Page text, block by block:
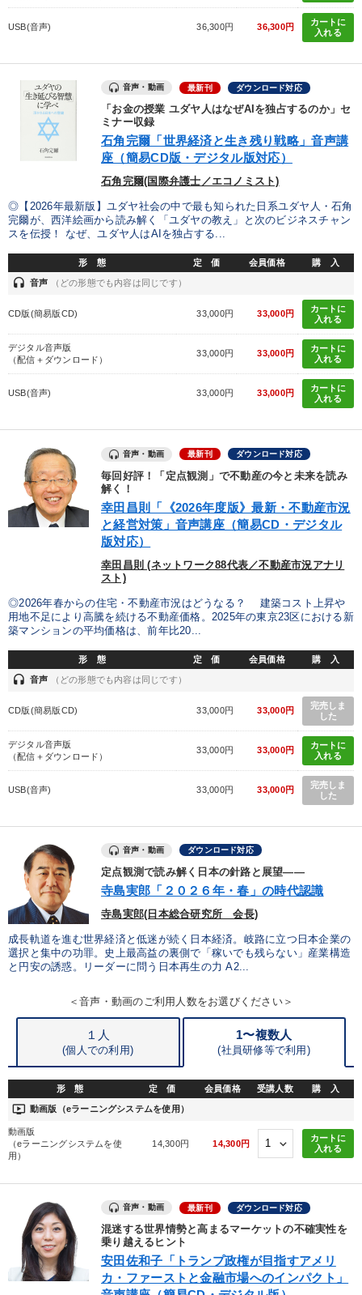
松下幸之助
※「更新」を押すと「テーマ」「キーワード」を更新いただけます。
経営音声・動画を探す refresh 更新する
カテゴリー
マーケティング 「儲けの本質」を突く
2025年春季全国経営者セミナー収録講演ＣＤ・講演ＤＶＤ・デジ
タル版（音声／動画ストリーミング・ダウンロード）
評講話
成功哲学・人間学 歴史・古典に学ぶ実務講話
組織・採用・スキル
経営リーダーの考え方と戦略を学ぶ 【1月】音声・映像
新事業・新商品づくり 後継者に聞かせたい
販売力を強化したい 社長の姿勢を学びたい
キーワード
対談・座談会 上場企業 通信販売
インフレ対策・値上げ 株式投資
※「更新」を押すと「カテゴリー」「目的別」「キーワード」を更新いただけます。
local_offer タグから探す
すべての音声・動画（全2076タイトル）からお探しいただけます
インフレ対策・値上げ 不動産 人事戦略
インバウンド 多様性・ダイバーシティ 営業力強化
企業文化 通信販売
SNS活用 モチベーション 生き方の指針 賃金制度
※「更新」を押すと「タグ・キーワード」を更新いただけます。
USB(音声) 36,300円 36,300円
カートに
入れる
音声・動画 最新刊 ダウンロード対応
「お金の授業 ユダヤ人はなぜAIを独占するのか」セ
ミナー収録
石角完爾「世界経済と生き残り戦略」音声講
座（簡易CD版・デジタル版対応）
石角完爾(国際弁護士／エコノミスト)
◎【2026年最新版】ユダヤ社会の中で最も知られた日系ユダヤ人・石角
完爾が、西洋絵画から読み解く「ユダヤの教え」と次のビジネスチャン
スを伝授！ なぜ、ユダヤ人はAIを独占する...
形 態 定 価 会員価格 購 入
headset 音声 （どの形態でも内容は同じです）
CD版(簡易版CD) 33,000円 33,000円
カートに
入れる
デジタル音声版
（配信＋ダウンロード）
33,000円 33,000円
カートに
入れる
USB(音声) 33,000円 33,000円
カートに
入れる
音声・動画 最新刊 ダウンロード対応
毎回好評！「定点観測」で不動産の今と未来を読み
解く！
幸田昌則「《2026年度版》最新・不動産市況
と経営対策」音声講座（簡易CD・デジタル
版対応）
幸田昌則 (ネットワーク88代表／不動産市況アナリ
スト)
◎2026年春からの住宅・不動産市況はどうなる？ 建築コスト上昇や
用地不足により高騰を続ける不動産価格。2025年の東京23区における新
築マンションの平均価格は、前年比20...
形 態 定 価 会員価格 購 入
headset 音声 （どの形態でも内容は同じです）
CD版(簡易版CD) 33,000円 33,000円
完売しま
した
デジタル音声版
（配信＋ダウンロード）
33,000円 33,000円
カートに
入れる
USB(音声) 33,000円 33,000円
完売しま
した
音声・動画 ダウンロード対応
定点観測で読み解く日本の針路と展望――
寺島実郎「２０２６年・春」の時代認識
寺島実郎(日本総合研究所 会長)
成長軌道を進む世界経済と低迷が続く日本経済。岐路に立つ日本企業の
選択と集中の功罪。史上最高益の裏側で「稼いでも残らない」産業構造
と円安の誘惑。リーダーに問う日本再生の力 A2...
＜音声・動画のご利用人数をお選びください＞
１人
(個人での利用)
1〜複数人
(社員研修等で利用)
形 態 定 価 会員価格 受講人数 購 入
ondemand_video 動画版（eラーニングシステムを使用）
動画版
（eラーニングシステムを使
用）
14,300円 14,300円
カートに
入れる
音声・動画 最新刊 ダウンロード対応
混迷する世界情勢と高まるマーケットの不確実性を
乗り越えるヒント
安田佐和子「トランプ政権が目指すアメリ
カ・ファーストと金融市場へのインパクト」